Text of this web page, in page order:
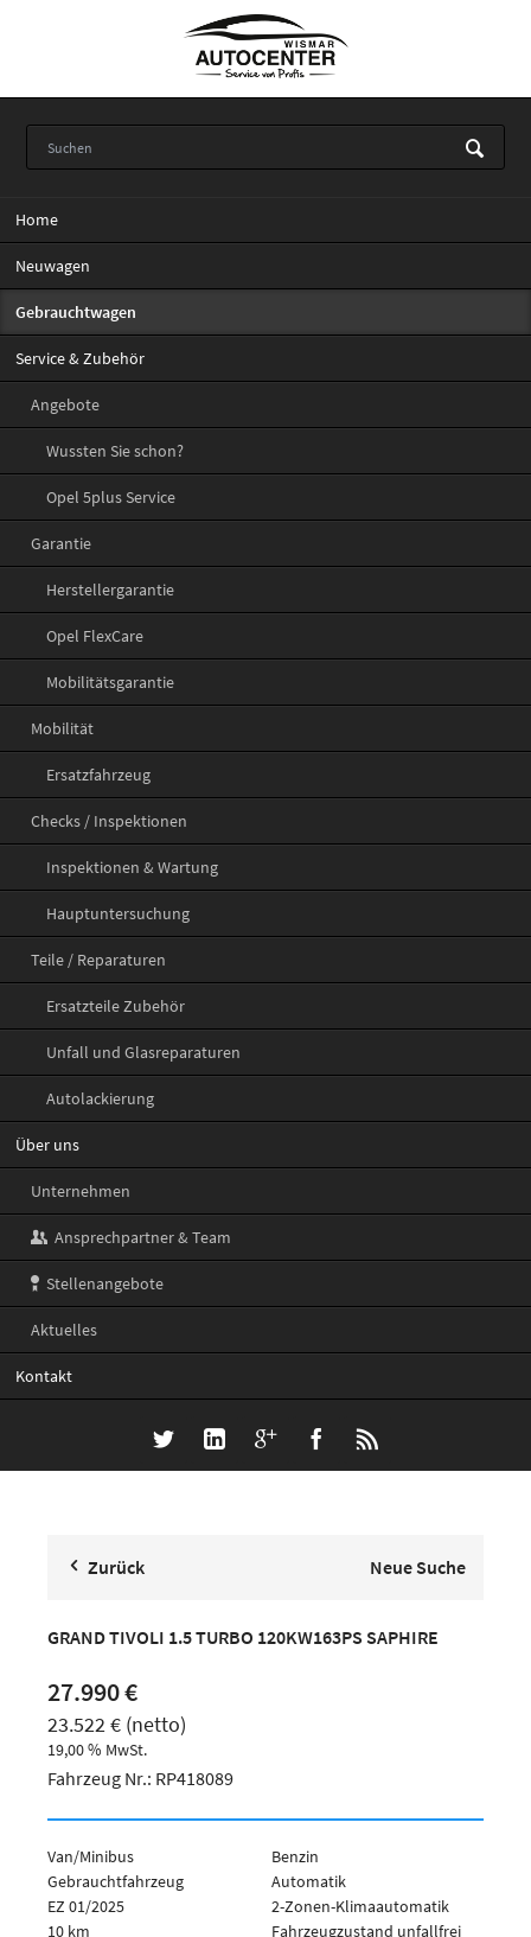
überspringen
Home
Neuwagen
Gebrauchtwagen
Service & Zubehör
Angebote
Wussten Sie schon?
Opel 5plus Service
Garantie
Herstellergarantie
Opel FlexCare
Mobilitätsgarantie
Mobilität
Ersatzfahrzeug
Checks / Inspektionen
Inspektionen & Wartung
Hauptuntersuchung
Teile / Reparaturen
Ersatzteile Zubehör
Unfall und Glasreparaturen
Autolackierung
Über uns
Unternehmen
Ansprechpartner & Team
Stellenangebote
Aktuelles
Kontakt
Zurück Neue Suche
GRAND TIVOLI 1.5 TURBO 120KW163PS SAPHIRE
27.990 €
23.522 € (netto)
19,00 % MwSt.
Fahrzeug Nr.: RP418089
Van/Minibus
Gebrauchtfahrzeug
EZ 01/2025
10 km
Benzin
Automatik
2-Zonen-Klimaautomatik
Fahrzeugzustand unfallfrei